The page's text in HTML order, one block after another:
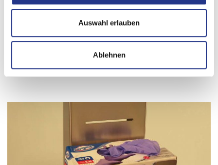
Auswahl erlauben
Ablehnen